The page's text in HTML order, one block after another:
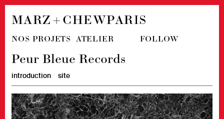
MARZ + CHEWPARIS
NOS PROJETS ATELIER FOLLOW
Peur Bleue Records
introduction site